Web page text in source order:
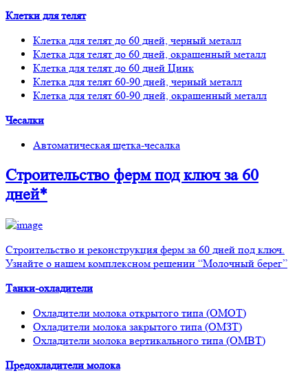
Клетки для телят
Клетка для телят до 60 дней, черный металл
Клетка для телят до 60 дней, окрашенный металл
Клетка для телят до 60 дней Цинк
Клетка для телят 60-90 дней, черный металл
Клетка для телят 60-90 дней, окрашенный металл
Чесалки
Автоматическая щетка-чесалка
Строительство фермпод ключ за 60
дней*
Строительство и реконструкция ферм за 60 дней под ключ.
Узнайте о нашем комплексном решении “Молочный берег”
Танки-охладители
Охладители молока открытого типа (ОМОТ)
Охладители молока закрытого типа (ОМЗТ)
Охладители молока вертикального типа (ОМВТ)
Предохладители молока